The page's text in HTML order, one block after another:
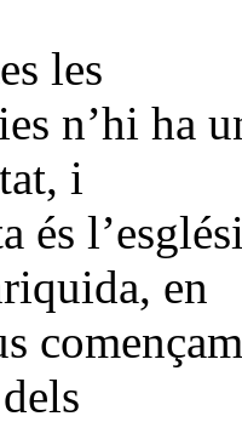
les
n’hi ha
i
és
en